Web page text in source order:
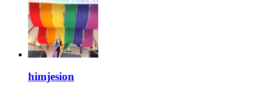
himjesion